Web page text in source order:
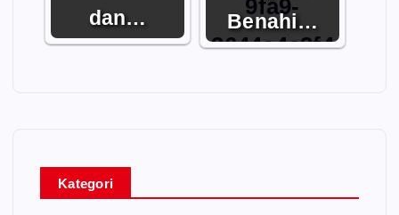
dan…
Benahi…
Kategori